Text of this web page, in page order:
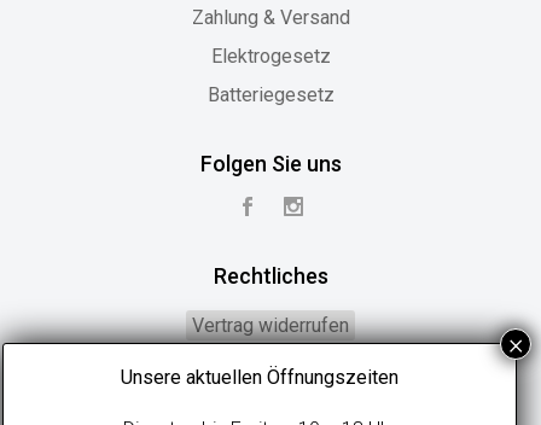
Zahlung & Versand
Elektrogesetz
Batteriegesetz
Folgen Sie uns
Rechtliches
Vertrag widerrufen
Widerrufsbelehrung
Unsere aktuellen Öffnungszeiten